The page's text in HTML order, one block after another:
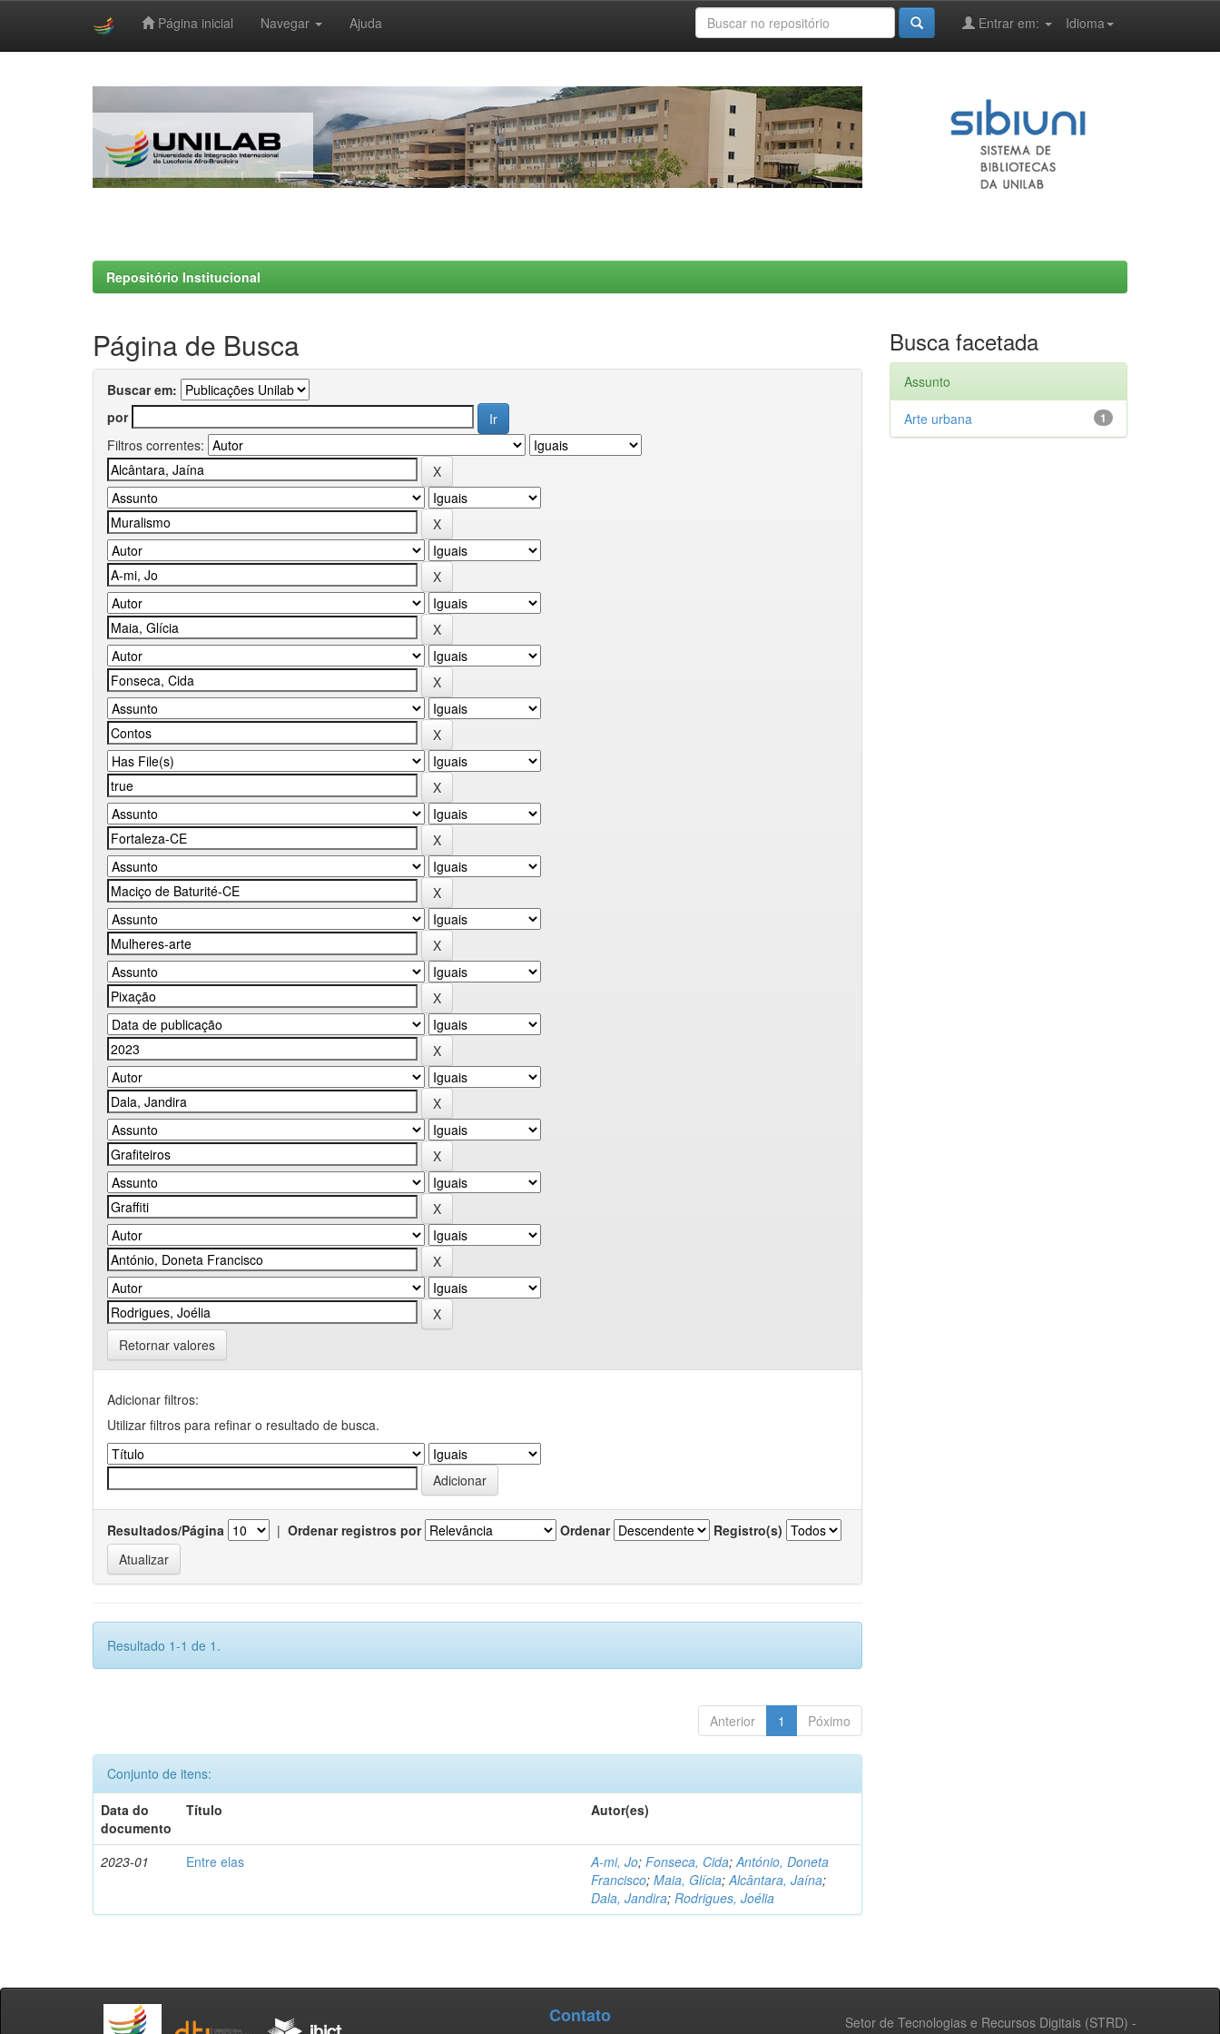
Página inicial Navegar Ajuda Idioma
Entrar em:
Repositório Institucional
Página de Busca
Buscar em:
por
Filtros correntes:
Retornar valores
Adicionar filtros:
Utilizar filtros para refinar o resultado de busca.
Resultados/Página | Ordenar registros por Ordenar Registro(s)
Resultado 1-1 de 1.
Anterior 1 Póximo
Conjunto de itens:
Data do
documento
Título Autor(es)
2023-01 Entre elas A-mi, Jo;Fonseca, Cida;António, Doneta
Francisco;Maia, Glícia;Alcântara, Jaína;
Dala, Jandira;Rodrigues, Joélia
Busca facetada
Assunto
1
Arte urbana
Setor de Tecnologias e Recursos Digitais (STRD) -
Contato